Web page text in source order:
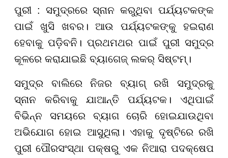
ପୁରୀ : ସମୁଦ୍ରରେ ସ୍ନାନ କରୁଥିବା ପର୍ଯ୍ୟଟକଙ୍କ
ପାଇଁ ଖୁସି ଖବର। ଆଉ ପର୍ଯ୍ୟଟକଙ୍କୁ ହଇରାଣ
ହେବାକୁ ପଡ଼ିବନି। ପ୍ରଥମଥର ପାଇଁ ପୁରୀ ସମୁଦ୍ର
କୂଳରେ କରାଯାଇଛି ବ୍ୟାଗେଜ୍ ଲକର୍ ସିଷ୍ଟମ୍।
ସମୁଦ୍ର ବାଲିରେ ନିଜର ବ୍ୟାଗ୍ ରଖି ସମୁଦ୍ରକୁ
ସ୍ନାନ କରିବାକୁ ଯାଆନ୍ତି ପର୍ଯ୍ୟଟକ। ଏଥିପାଇଁ
ବିଭିନ୍ନ ସମୟରେ ବ୍ୟାଗ ଚୋରି ହୋଇଯାଉଥିବା
ଅଭିଯୋଗ ହୋଇ ଆସୁଥିଲା। ଏହାକୁ ଦୃଷ୍ଟିରେ ରଖି
ପୁରୀ ପୌରସଂସ୍ଥା ପକ୍ଷରୁ ଏକ ନିଆରା ପଦକ୍ଷେପ